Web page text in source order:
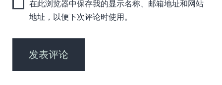
在此浏览器中保存我的显示名称、邮箱地址和网站
地址，以便下次评论时使用。